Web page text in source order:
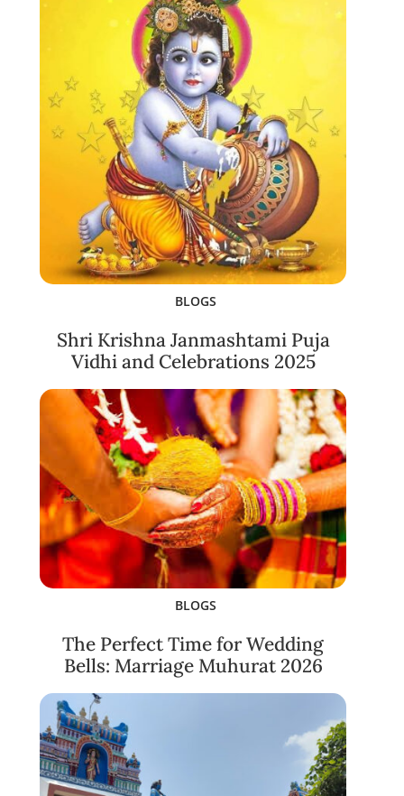
BLOGS
Shri Krishna Janmashtami Puja
Vidhi and Celebrations 2025
BLOGS
The Perfect Time for Wedding
Bells: Marriage Muhurat 2026